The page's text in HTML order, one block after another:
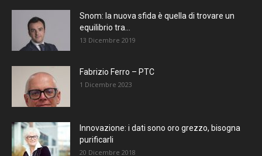
Snom: la nuova sfida è quella di trovare un
equilibrio tra...
13 Dicembre 2019
Fabrizio Ferro – PTC
1 Dicembre 2023
Innovazione: i dati sono oro grezzo, bisogna
purificarli
20 Dicembre 2018